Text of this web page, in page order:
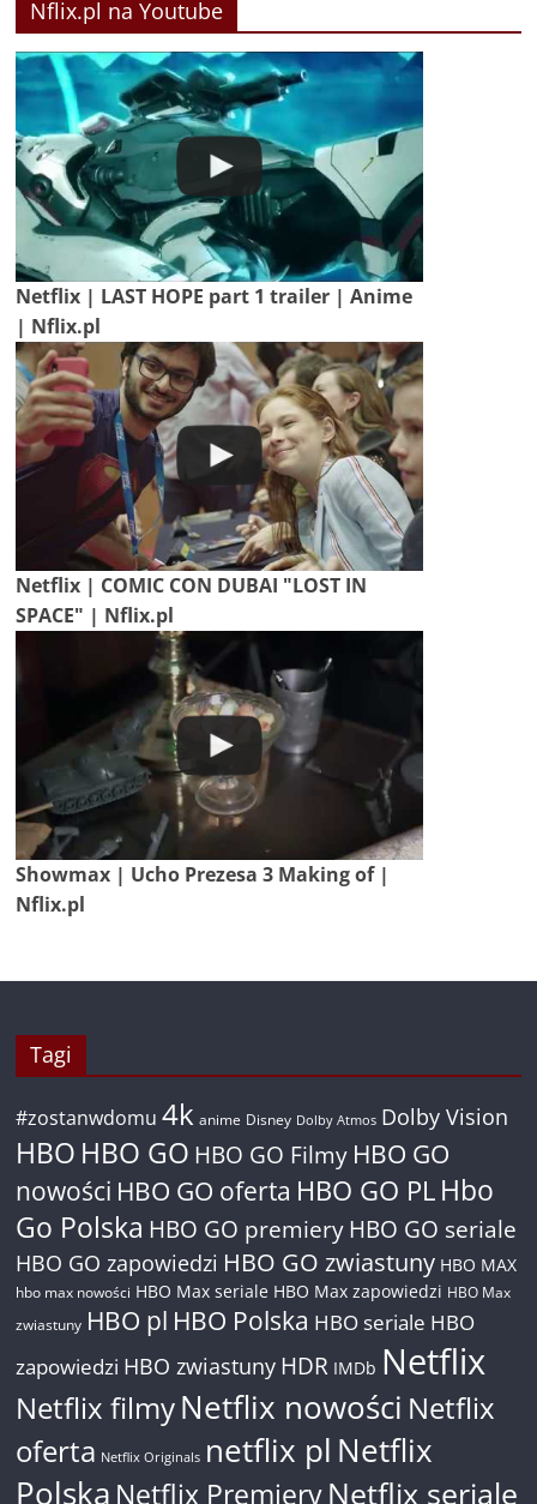
Nflix.pl na Youtube
Netflix | LAST HOPE part 1 trailer | Anime
| Nflix.pl
Netflix | COMIC CON DUBAI "LOST IN
SPACE" | Nflix.pl
Showmax | Ucho Prezesa 3 Making of |
Nflix.pl
Tagi
#zostanwdomu 4k anime Disney Dolby Atmos Dolby Vision
HBO HBO GO HBO GO Filmy HBO GO
nowości HBO GO oferta HBO GO PL Hbo
Go Polska HBO GO premiery HBO GO seriale
HBO GO zapowiedzi HBO GO zwiastuny HBO MAX
hbo max nowości HBO Max seriale HBO Max zapowiedzi HBO Max
zwiastuny HBO pl HBO Polska HBO seriale HBO
zapowiedzi HBO zwiastuny HDR IMDb Netflix
Netflix filmyNetflix nowości Netflix
oferta Netflix Originals netflix pl Netflix
Polska Netflix PremieryNetflix seriale